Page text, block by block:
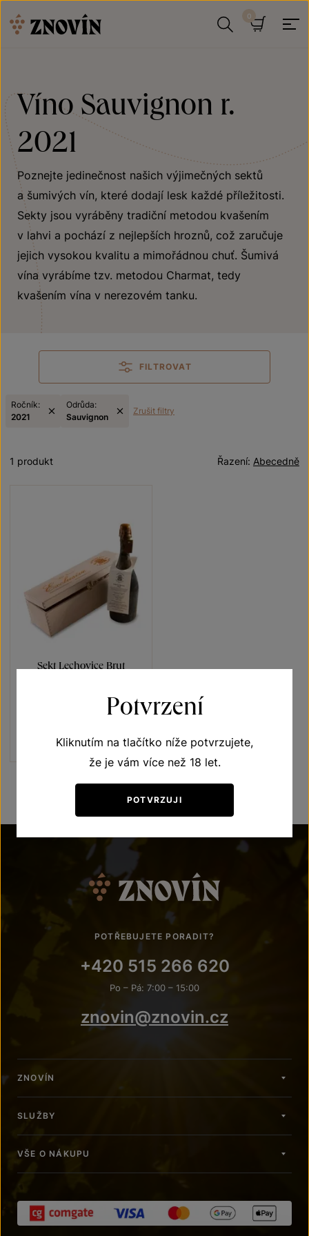
Víno Sauvignon r.
2021
Poznejte jedinečnost našich výjimečných sektů
a šumivých vín, které dodají lesk každé příležitosti.
Sekty jsou vyráběny tradiční metodou kvašením
v lahvi a pochází z nejlepších hroznů, což zaručuje
jejich vysokou kvalitu a mimořádnou chuť. Šumivá
vína vyrábíme tzv. metodou Charmat, tedy
kvašením vína v nerezovém tanku.
FILTROVAT
Ročník:
2021
Odrůda:
Sauvignon
Zrušit filtry
Abecedně
Řazení:
1 produkt
Sekt Lechovice Brut
Sekty a šumivá vína
jakostní šumivé víno 2021
900Kč
POTŘEBUJETE PORADIT?
+420 515 266 620
Po – Pá: 7:00 – 15:00
znovin@znovin.cz
ZNOVÍN
SLUŽBY
VŠE O NÁKUPU
Potvrzení
Kliknutím na tlačítko níže potvrzujete,
že je vám více než 18 let.
POTVRZUJI